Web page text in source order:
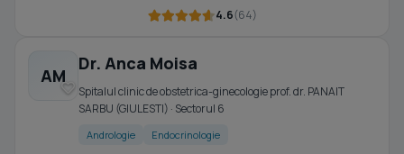
4.6(64)
AM
Dr. Anca Moisa
Spitalul clinic de obstetrica-ginecologie prof. dr. PANAIT
SARBU (GIULESTI) · Sectorul 6
Andrologie Endocrinologie